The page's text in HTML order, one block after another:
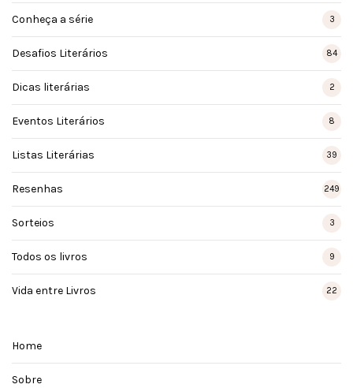
Conheça a série 3
Desafios Literários 84
Dicas literárias 2
Eventos Literários 8
Listas Literárias 39
Resenhas 249
Sorteios 3
Todos os livros 9
Vida entre Livros 22
Home
Sobre